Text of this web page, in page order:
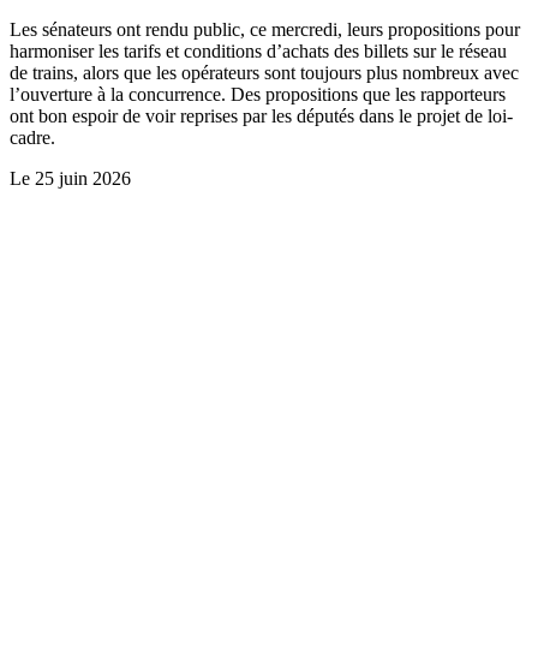
Les sénateurs ont rendu public, ce mercredi, leurs propositions pour
harmoniser les tarifs et conditions d’achats des billets sur le réseau
de trains, alors que les opérateurs sont toujours plus nombreux avec
l’ouverture à la concurrence. Des propositions que les rapporteurs
ont bon espoir de voir reprises par les députés dans le projet de loi-
cadre.
Le 25 juin 2026